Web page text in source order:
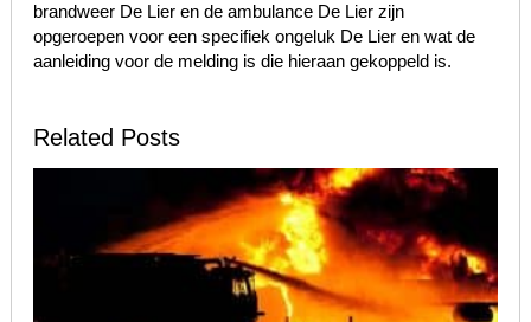
brandweer De Lier en de ambulance De Lier zijn
opgeroepen voor een specifiek ongeluk De Lier en wat de
aanleiding voor de melding is die hieraan gekoppeld is.
Related Posts